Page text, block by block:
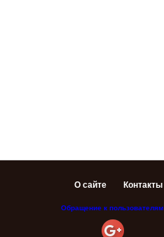
О сайте Контакты
Обращение к пользователям